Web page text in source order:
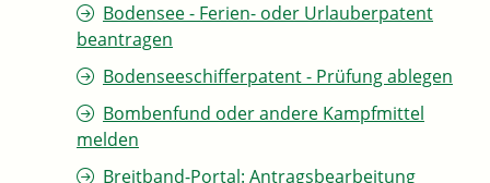
Bodensee - Ferien- oder Urlauberpatent
beantragen
Bodenseeschifferpatent - Prüfung ablegen
Bombenfund oder andere Kampfmittel
melden
Breitband-Portal: Antragsbearbeitung